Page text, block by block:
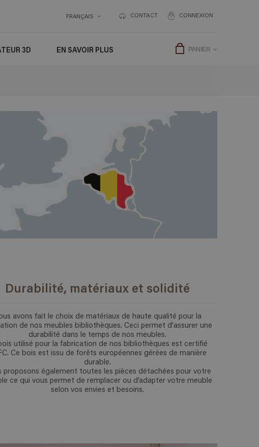
CONNEXION
CONTACT
FRANÇAIS
PANIER
3D EN SAVOIR PLUS
Durabilité, matériaux et solidité
avons fait le choix de matériaux de haute qualité pour la
de nos meubles bibliothèques. Ceci permet d'assurer une
durabilité dans le temps de nos meubles.
utilisé pour la fabrication de nos bibliothèques est certifié
Ce bois est issu de forêts européennes gérées de manière
durable.
proposons également toutes les pièces détachées pour votre
ce qui vous permet de remplacer ou d’adapter votre meuble
selon vos envies et besoins.